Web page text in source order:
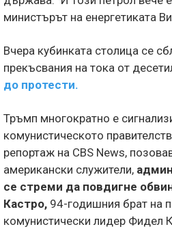
министърът на енергетиката
Вчера кубинката столица се
прекъсвания на тока от
до протести.
Тръмп многократно е
комунистическото
репортаж на CBS News,
американски служители,
се стреми да повдигне
Кастро, 94-годишния брат на
комунистически лидер Фидел